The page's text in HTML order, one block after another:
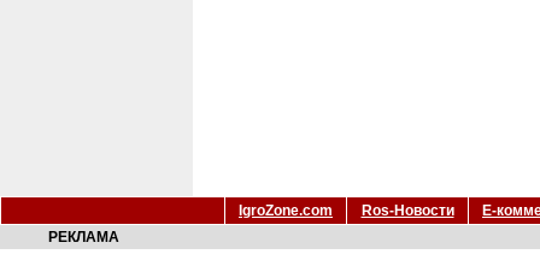
IgroZone.com Ros-Новости
Е-
РЕКЛАМА